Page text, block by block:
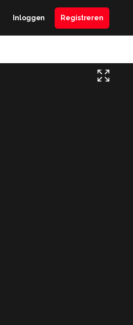
Inloggen Registreren